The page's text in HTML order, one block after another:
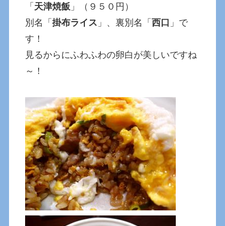
「 天津焼飯 」（９５０円）
別名「掛布ライス 」、裏別名「西口 」で
す！
見るからにふわふわの卵白が美しいですね
～！